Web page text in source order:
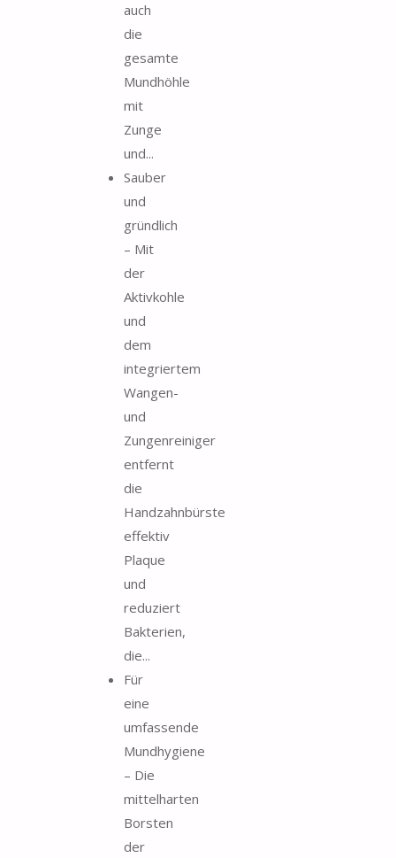
auch
die
gesamte
Mundhöhle
mit
Zunge
und...
Sauber
und
gründlich
– Mit
der
Aktivkohle
und
dem
integriertem
Wangen-
und
Zungenreiniger
entfernt
die
Handzahnbürste
effektiv
Plaque
und
reduziert
Bakterien,
die...
Für
eine
umfassende
Mundhygiene
– Die
mittelharten
Borsten
der